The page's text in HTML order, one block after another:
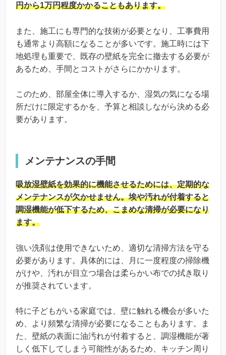
円から1万円程度かかることもあります。
また、施工にも専門的な技術が必要となり、工事費用
も通常より高額になることが多いです。施工時には下
地処理も重要で、既存の壁紙を完全に撤去する必要が
あるため、手間とコストがさらにかかります。
このため、部屋全体に導入するか、湿気の気になる場
所だけに限定するかを、予算と相談しながら決める必
要があります。
メンテナンスの手間
吸放湿壁紙を効果的に機能させるためには、定期的な
メンテナンスが欠かせません。埃や汚れが付着すると
調湿機能が低下するため、こまめな清掃が必要になり
ます。
強い洗剤は使用できないため、適切な清掃方法を守る
必要があります。具体的には、月に一度程度の掃除機
がけや、汚れが目立つ場合は柔らかい布での拭き取り
が推奨されています。
特に子どもがいる家庭では、壁に触れる機会が多いた
め、より頻繁な清掃が必要になることもあります。ま
た、壁紙の表面に油汚れが付着すると、調湿機能が著
しく低下してしまう可能性があるため、キッチン周り